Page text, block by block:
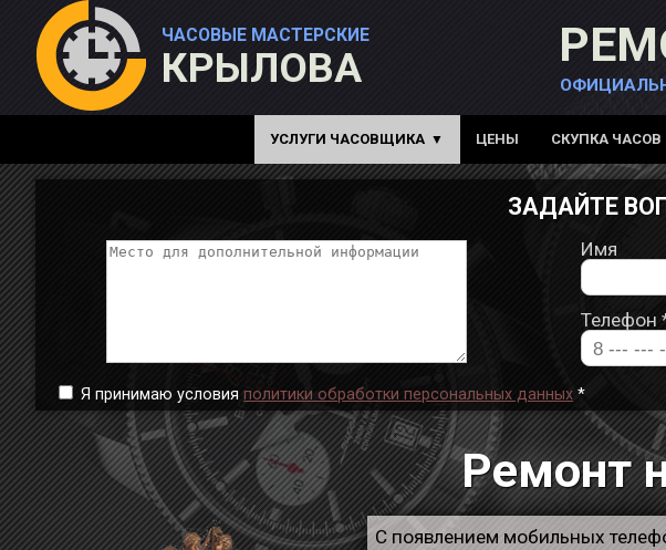
ЧАСОВЫЕ МАСТЕРСКИЕ
КРЫЛОВА
УСЛУГИ ЧАСОВЩИКА ЦЕНЫ СКУПКА ЧАСОВ
ЗАДАЙТЕ
Имя
Телефон
Я принимаю условияполитики обработки персональных данных *
Ремонт
С появлением мобильных